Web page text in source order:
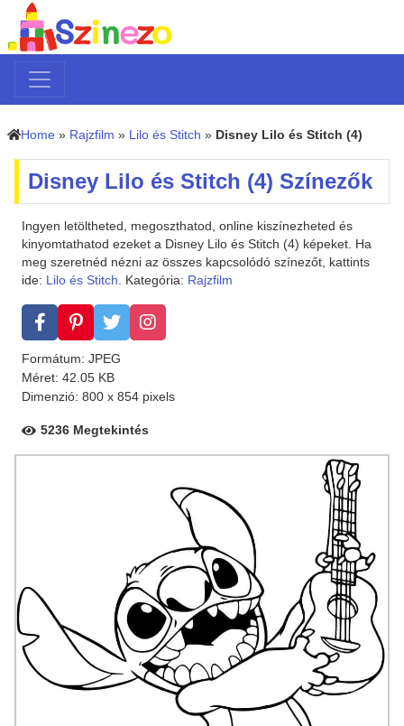
Home » Rajzfilm » Lilo és Stitch » Disney Lilo és Stitch (4)
Disney Lilo és Stitch (4) Színezők
Ingyen letöltheted, megoszthatod, online kiszínezheted és
kinyomtathatod ezeket a Disney Lilo és Stitch (4) képeket. Ha
meg szeretnéd nézni az összes kapcsolódó színezőt, kattints
ide: Lilo és Stitch. Kategória: Rajzfilm
Formátum: JPEG
Méret: 42.05 KB
Dimenzió: 800 x 854 pixels
5236 Megtekintés